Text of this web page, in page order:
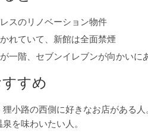
スのリノベーション物件
れていて、新館は全面禁煙
一階、セブンイレブンが向かいに
すめ
小路の西側に好きなお店がある
を味わいたい人。